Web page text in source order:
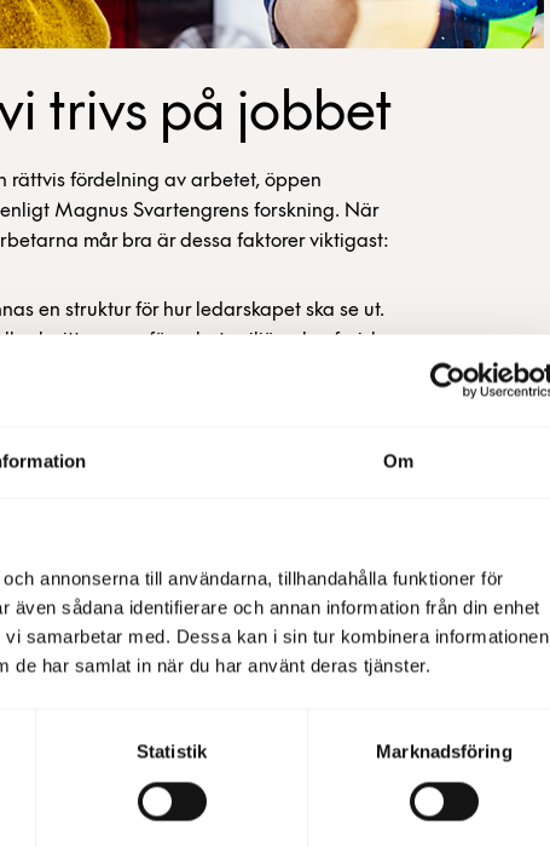
Om
annonserna till användarna, tillhandahålla funktioner för
sådana identifierare och annan information från din enhet
samarbetar med. Dessa kan i sin tur kombinera informationen
de har samlat in när du har använt deras tjänster.
Statistik Marknadsföring
trivs på jobbet
rättvis fördelning av arbetet, öppen
Magnus Svartengrens forskning. När
mår bra är dessa faktorer viktigast:
en struktur för hur ledarskapet ska se ut.
och sitt ansvar för arbetsmiljön, den fysiska
känner att de får den information de
har kunskap om arbetsmiljö och hur